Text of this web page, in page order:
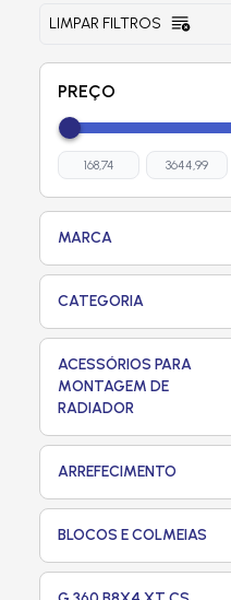
LIMPAR FILTROS
PREÇO
MARCA
CATEGORIA
ACESSÓRIOS PARA
MONTAGEM DE
RADIADOR
ARREFECIMENTO
BLOCOS E COLMEIAS